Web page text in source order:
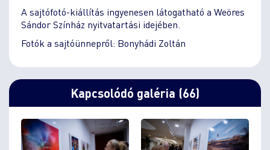
A sajtófotó-kiállítás ingyenesen látogatható a Weöres
Sándor Színház nyitvatartási idejében.
Fotók a sajtóünnepről: Bonyhádi Zoltán
Kapcsolódó galéria (66)